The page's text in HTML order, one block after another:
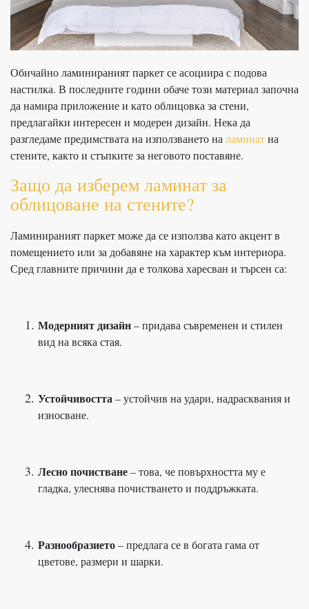
Обичайно ламинираният паркет се асоциира с подова
настилка. В последните години обаче този материал започна
да намира приложение и като облицовка за стени,
предлагайки интересен и модерен дизайн. Нека да
разгледаме предимствата на използването наламинатна
стените, както и стъпките за неговото поставяне.
Защо да изберем ламинат за
облицоване на стените?
Ламинираният паркет може да се използва като акцент в
помещението или за добавяне на характер към интериора.
Сред главните причини да е толкова харесван и търсен са:
Модерният дизайн– придава съвременен и стилен
вид на всяка стая.
Устойчивостта– устойчив на удари, надрасквания и
износване.
Лесно почистване– това, че повърхността му е
гладка, улеснява почистването и поддръжката.
Разнообразието– предлага се в богата гама от
цветове, размери и шарки.